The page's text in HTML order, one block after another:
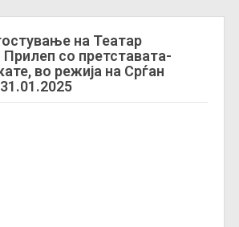
на Театар
со претставата-
во режија на Срѓан